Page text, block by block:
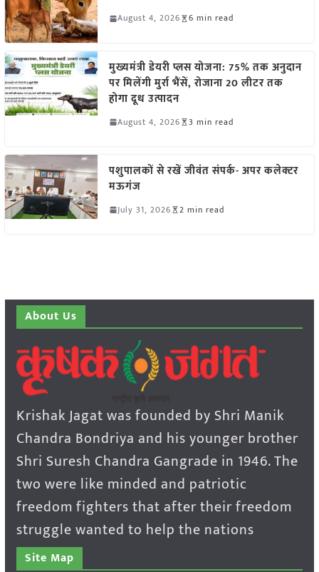
August 4, 2026 6 min read
मुख्यमंत्री डेयरी प्लस योजना: 75% तक अनुदान
पर मिलेंगी मुर्रा भैंसें, रोजाना 20 लीटर तक
होगा दूध उत्पादन
August 4, 2026 3 min read
पशुपालकों से रखें जीवंत संपर्क- अपर कलेक्टर
मऊगंज
July 31, 2026 2 min read
About Us
Krishak Jagat was founded by Shri Manik
Chandra Bondriya and his younger brother
Shri Suresh Chandra Gangrade in 1946. The
two were like minded and patriotic
freedom fighters that after their freedom
struggle wanted to help the nations
Site Map